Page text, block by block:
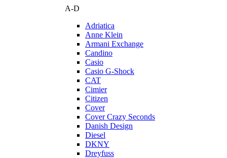
A-D
Adriatica
Anne Klein
Armani Exchange
Candino
Casio
Casio G-Shock
CAT
Cimier
Citizen
Cover
Cover Crazy Seconds
Danish Design
Diesel
DKNY
Dreyfuss